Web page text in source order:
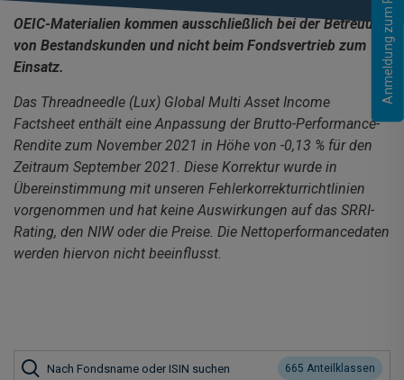
OEIC-Materialien kommen ausschließlich bei der Betreuung
von Bestandskunden und nicht beim Fondsvertrieb zum
Einsatz.
Das Threadneedle (Lux) Global Multi Asset Income
Factsheet enthält eine Anpassung der Brutto-Performance-
Rendite zum November 2021 in Höhe von -0,13 % für den
Zeitraum September 2021. Diese Korrektur wurde in
Übereinstimmung mit unseren Fehlerkorrekturrichtlinien
vorgenommen und hat keine Auswirkungen auf das SRRI-
Rating, den NIW oder die Preise. Die Nettoperformancedaten
werden hiervon nicht beeinflusst.